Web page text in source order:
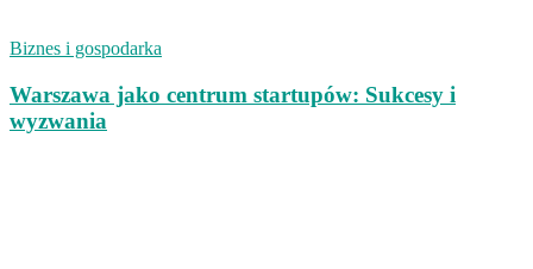
Biznes i gospodarka
Warszawa jako centrum startupów: Sukcesy i
wyzwania